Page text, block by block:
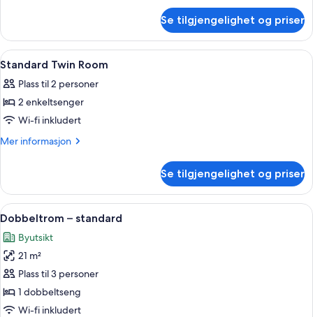
Double
Room
Se tilgjengelighet og priser
Åpne
alle
bildene
av
Standard
Twin
1 soverom, allergitestet sengetøy,
8
Standard Twin Room
Plass til 2 personer
2 enkeltsenger
Wi-fi inkludert
Mer informasjon
Mer
Twin
Room
Se tilgjengelighet og priser
Åpne
alle
bildene
av
Dobbeltrom
–
standard
1 soverom, allergitestet sengetøy,
5
Dobbeltrom – standard
Byutsikt
21 m²
Plass til 3 personer
1 dobbeltseng
Wi-fi inkludert